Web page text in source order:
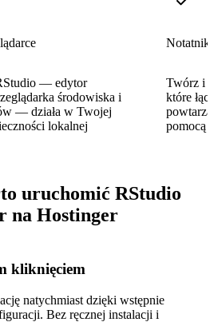
— edytor
środowiska i
— działa w Twojej
lokalnej
Twórz i
które
pomocą
uruchomić RStudio
na Hostinger
kliknięciem
natychmiast dzięki wstępnie
Bez ręcznej instalacji i